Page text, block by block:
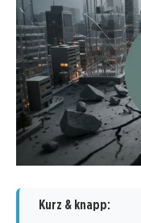
Kurz & knapp: